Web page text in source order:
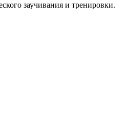
заучивания и тренировки.